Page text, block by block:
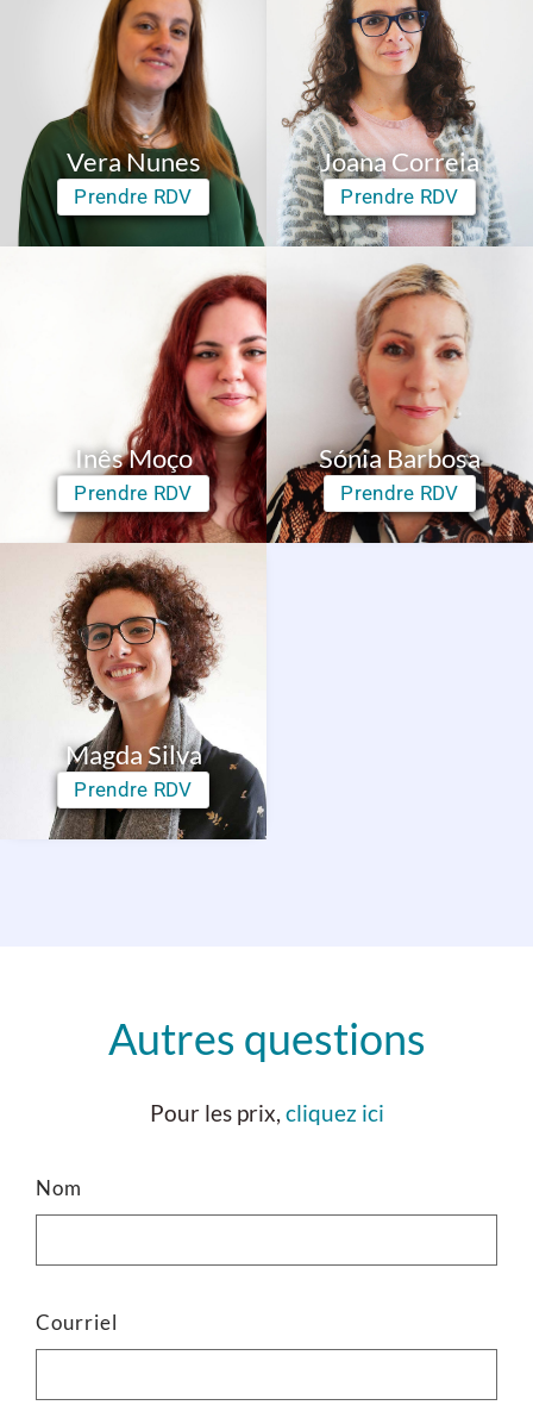
Vera Nunes
Prendre RDV
Joana Correia
Prendre RDV
Inês Moço
Prendre RDV
Sónia Barbosa
Prendre RDV
Magda Silva
Prendre RDV
Autres questions
Pour les prix, cliquez ici
Nom
Courriel